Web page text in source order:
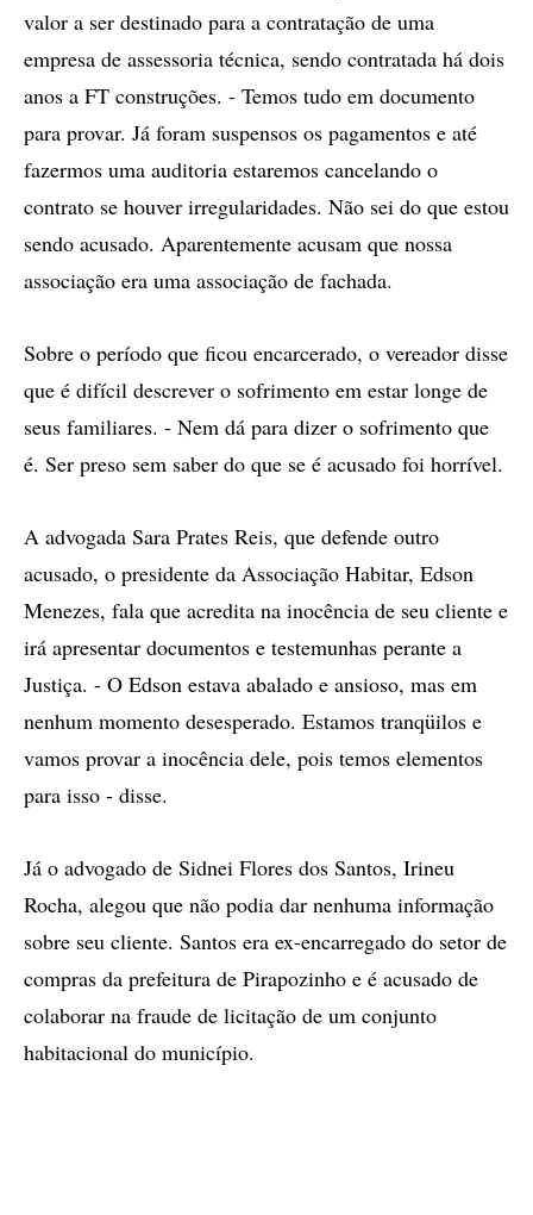
valor a ser destinado para a contratação de uma
empresa de assessoria técnica, sendo contratada há dois
anos a FT construções. - Temos tudo em documento
para provar. Já foram suspensos os pagamentos e até
fazermos uma auditoria estaremos cancelando o
contrato se houver irregularidades. Não sei do que estou
sendo acusado. Aparentemente acusam que nossa
associação era uma associação de fachada.
Sobre o período que ficou encarcerado, o vereador disse
que é difícil descrever o sofrimento em estar longe de
seus familiares. - Nem dá para dizer o sofrimento que
é. Ser preso sem saber do que se é acusado foi horrível.
A advogada Sara Prates Reis, que defende outro
acusado, o presidente da Associação Habitar, Edson
Menezes, fala que acredita na inocência de seu cliente e
irá apresentar documentos e testemunhas perante a
Justiça. - O Edson estava abalado e ansioso, mas em
nenhum momento desesperado. Estamos tranqüilos e
vamos provar a inocência dele, pois temos elementos
para isso - disse.
Já o advogado de Sidnei Flores dos Santos, Irineu
Rocha, alegou que não podia dar nenhuma informação
sobre seu cliente. Santos era ex-encarregado do setor de
compras da prefeitura de Pirapozinho e é acusado de
colaborar na fraude de licitação de um conjunto
habitacional do município.